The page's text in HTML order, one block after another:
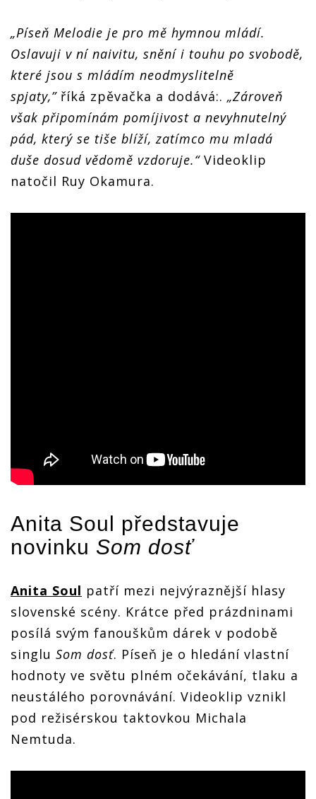
„Píseň Melodie je pro mě hymnou mládí.
Oslavuji v ní naivitu, snění i touhu po svobodě,
které jsou s mládím neodmyslitelně
spjaty,”říká zpěvačka a dodává:. „Zároveň
však připomínám pomíjivost a nevyhnutelný
pád, který se tiše blíží, zatímco mu mladá
duše dosud vědomě vzdoruje.“ Videoklip
natočil Ruy Okamura.
Anita Soul
představuje
novinku Som dosť
Anita Soul patří mezi nejvýraznější hlasy
slovenské scény. Krátce před prázdninami
posílá svým fanouškům dárek v podobě
singlu Som dosť. Píseň je o hledání vlastní
hodnoty ve světu plném očekávání, tlaku a
neustálého porovnávání. Videoklip vznikl
pod režisérskou taktovkou Michala
Nemtuda.